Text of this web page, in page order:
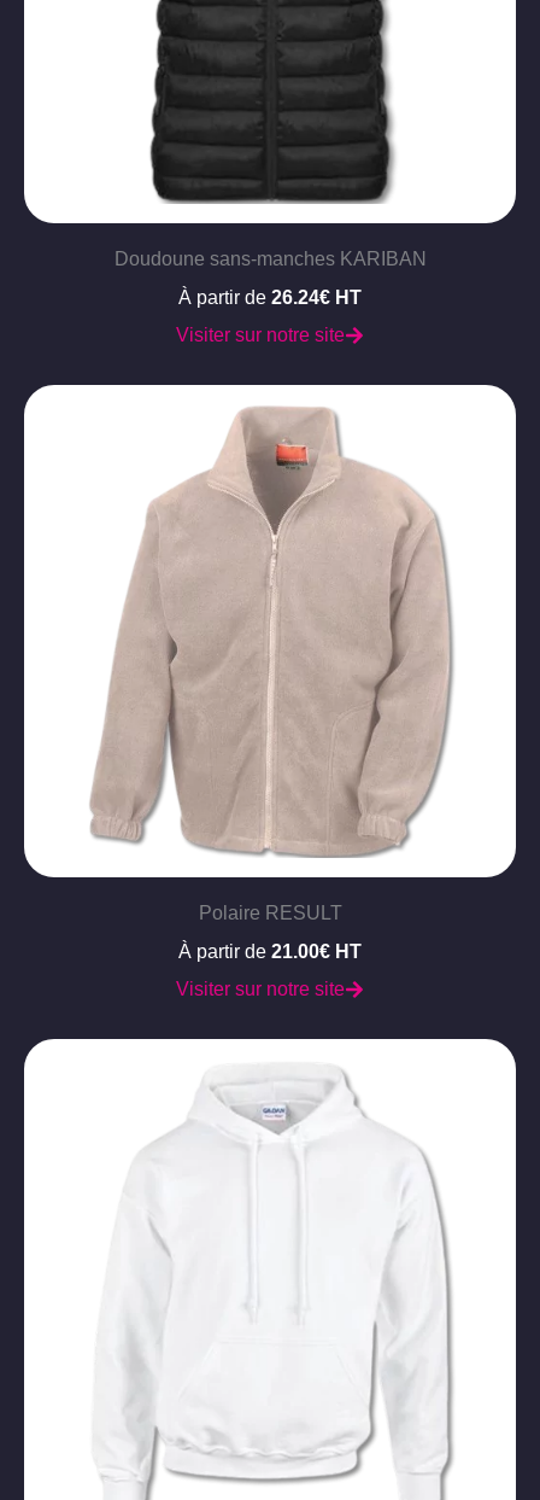
Doudoune sans-manches KARIBAN
À partir de 26.24€ HT
Visiter sur notre site
Polaire RESULT
À partir de 21.00€ HT
Visiter sur notre site